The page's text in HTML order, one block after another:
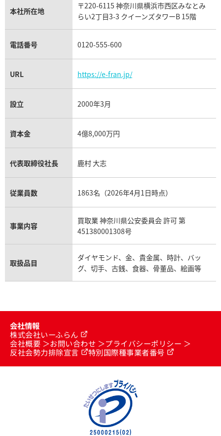
パネライ買取
チューダー（チュードル）買取
本社所在地
〒220-6115 神奈川県横浜市西区みなとみ
らい2丁目3-3 クイーンズタワーB 15階
電話番号 0120-555-600
URL https://e-fran.jp/
設立 2000年3月
資本金 4億8,000万円
代表取締役社長 鹿村 大志
従業員数 1863名（2026年4月1日時点）
事業内容
買取業 神奈川県公安委員会 許可 第
451380001308号
取扱品目
ダイヤモンド、金、貴金属、時計、バッ
グ、切手、古銭、食器、骨董品、絵画等
会社情報
株式会社いーふらん
会社概要
お問い合わせ
プライバシーポリシー
反社会勢力排除宣言
特別国際種事業者番号